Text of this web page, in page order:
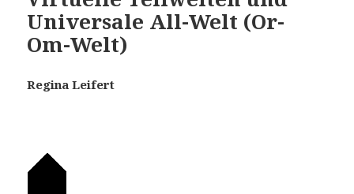
Universale All-Welt (Or-
Om-Welt)
Regina Leifert